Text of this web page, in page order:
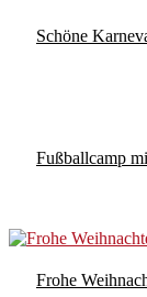
Schöne
Fußballcamp
Frohe